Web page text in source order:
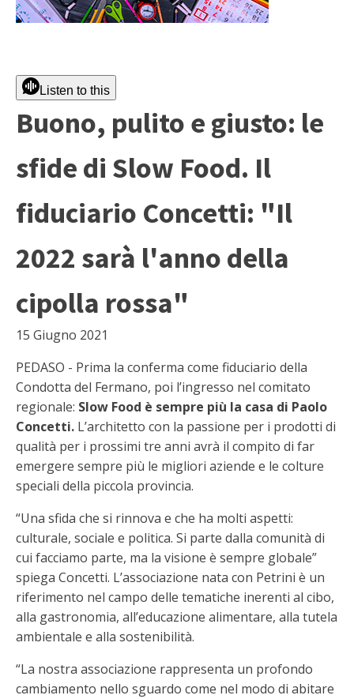
Listen to this
Buono, pulito e giusto: le
sfide di Slow Food. Il
fiduciario Concetti: "Il
2022 sarà l'anno della
cipolla rossa"
15 Giugno 2021
PEDASO - Prima la conferma come fiduciario della
Condotta del Fermano, poi l’ingresso nel comitato
regionale: Slow Food è sempre più la casa di Paolo
Concetti. L’architetto con la passione per i prodotti di
qualità per i prossimi tre anni avrà il compito di far
emergere sempre più le migliori aziende e le colture
speciali della piccola provincia.
“Una sfida che si rinnova e che ha molti aspetti:
culturale, sociale e politica. Si parte dalla comunità di
cui facciamo parte, ma la visione è sempre globale”
spiega Concetti. L’associazione nata con Petrini è un
riferimento nel campo delle tematiche inerenti al cibo,
alla gastronomia, all’educazione alimentare, alla tutela
ambientale e alla sostenibilità.
“La nostra associazione rappresenta un profondo
cambiamento nello sguardo come nel modo di abitare